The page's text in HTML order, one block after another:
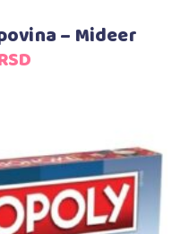
– Mideer